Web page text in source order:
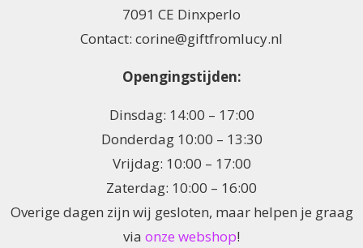
7091 CE Dinxperlo
Contact: corine@giftfromlucy.nl
Opengingstijden:
Dinsdag: 14:00 – 17:00
Donderdag 10:00 – 13:30
Vrijdag: 10:00 – 17:00
Zaterdag: 10:00 – 16:00
Overige dagen zijn wij gesloten, maar helpen je graag
via onze webshop!